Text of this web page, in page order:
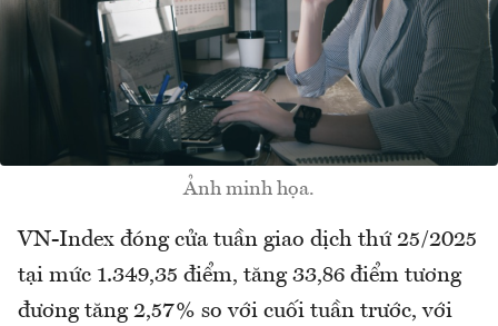
Ảnh minh họa.
VN-Index đóng cửa tuần giao dịch thứ 25/2025
tại mức 1.349,35 điểm, tăng 33,86 điểm tương
đương tăng 2,57% so với cuối tuần trước, với